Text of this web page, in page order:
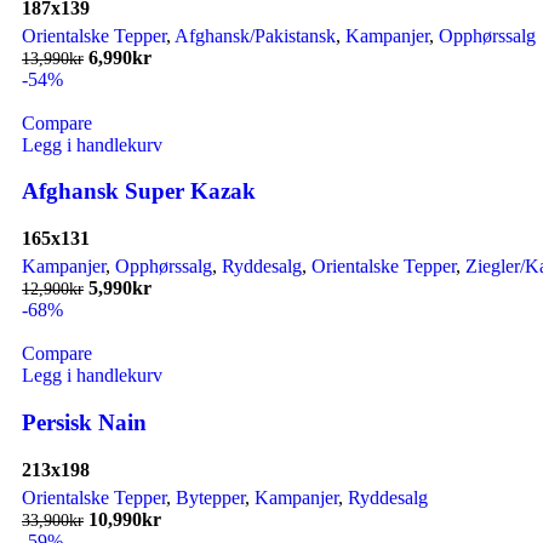
187x139
Orientalske Tepper, Afghansk/Pakistansk, Kampanjer, Opphørssalg
13,990kr 6,990kr
-54%
Compare
Legg i handlekurv
Afghansk Super Kazak
165x131
Kampanjer, Opphørssalg, Ryddesalg, Orientalske Tepper, Ziegler/
12,900kr 5,990kr
-68%
Compare
Legg i handlekurv
Persisk Nain
213x198
Orientalske Tepper, Bytepper, Kampanjer, Ryddesalg
33,900kr 10,990kr